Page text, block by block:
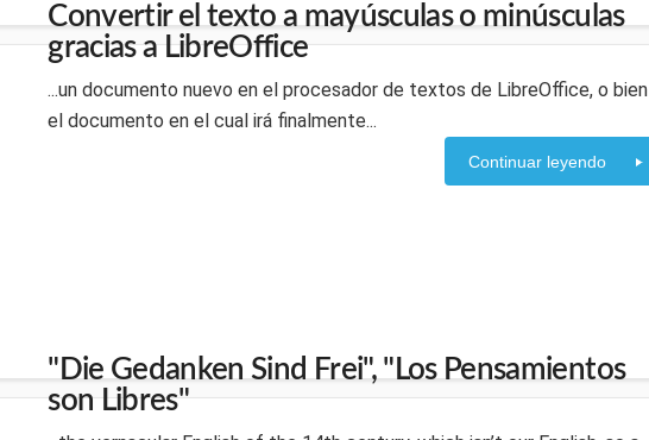
Convertir el texto a mayúsculas o minúsculas
gracias a LibreOffice
...un documento nuevo en el procesador de textos de LibreOffice, o bien
el documento en el cual irá finalmente...
Continuar leyendo
"Die Gedanken Sind Frei", "Los Pensamientos
son Libres"